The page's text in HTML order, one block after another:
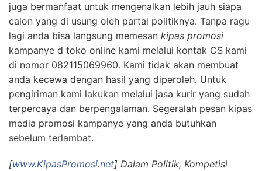
juga bermanfaat untuk mengenalkan lebih jauh siapa
calon yang di usung oleh partai politiknya. Tanpa ragu
lagi anda bisa langsung memesan kipas promosi
kampanye d toko online kami melalui kontak CS kami
di nomor 082115069960. Kami tidak akan membuat
anda kecewa dengan hasil yang diperoleh. Untuk
pengiriman kami lakukan melalui jasa kurir yang sudah
terpercaya dan berpengalaman. Segeralah pesan kipas
media promosi kampanye yang anda butuhkan
sebelum terlambat.
[www.KipasPromosi.net] Dalam Politik, Kompetisi